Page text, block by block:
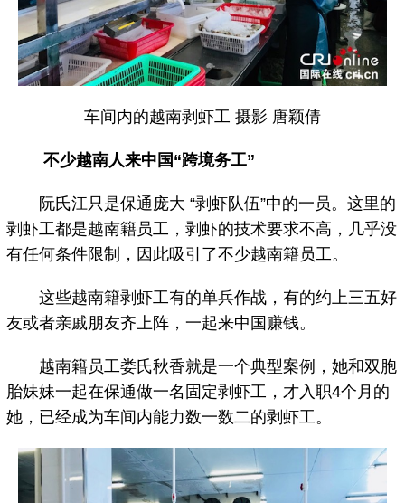
车间内的越南剥虾工 摄影 唐颖倩
不少越南人来中国“跨境务工”
阮氏江只是保通庞大 “剥虾队伍”中的一员。这里的
剥虾工都是越南籍员工，剥虾的技术要求不高，几乎没
有任何条件限制，因此吸引了不少越南籍员工。
这些越南籍剥虾工有的单兵作战，有的约上三五好
友或者亲戚朋友齐上阵，一起来中国赚钱。
越南籍员工娄氏秋香就是一个典型案例，她和双胞
胎妹妹一起在保通做一名固定剥虾工，才入职4个月的
她，已经成为车间内能力数一数二的剥虾工。